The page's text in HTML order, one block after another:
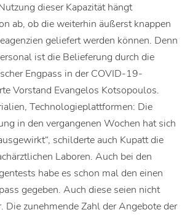
dieser Kapazität hängt
ab, ob die weiterhin äußerst knappen
geliefert werden können. Denn
ist die Belieferung durch die
Engpass in der COVID-19-
Vorstand Evangelos Kotsopoulos.
Technologieplattformen: Die
in den vergangenen Wochen hat sich
schilderte auch Kupatt die
Laboren. Auch bei den
habe es schon mal den einen
gegeben. Auch diese seien nicht
Die zunehmende Zahl der Angebote der